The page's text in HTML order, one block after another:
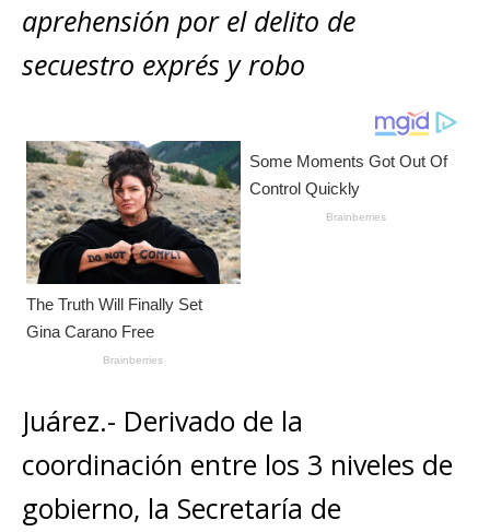
A
p
p
b
o
o
n
g
e
r Li
n
k
p
ar
ti
aprehensión por el delito de
secuestro exprés y robo
Juárez.- Derivado de la
coordinación entre los 3 niveles de
gobierno, la Secretaría de